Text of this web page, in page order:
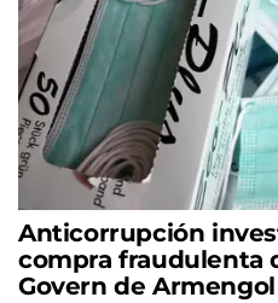
Anticorrupción
compra fraudulenta
Govern de Armengol